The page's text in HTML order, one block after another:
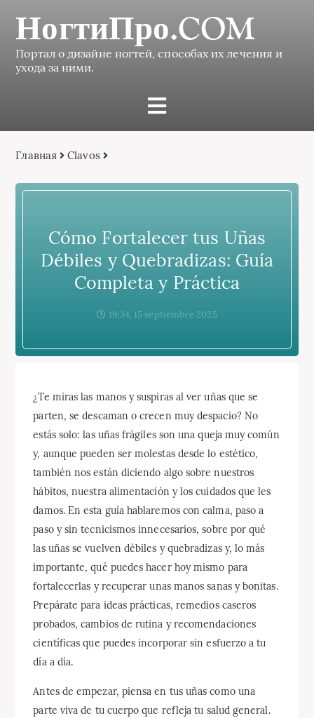
НогтиПро.COM
Портал о дизайне ногтей, способах их лечения и
ухода за ними.
Главная Сlavos
Cómo Fortalecer tus Uñas
Débiles y Quebradizas: Guía
Completa y Práctica
19:34, 15 septiembre 2025
¿Te miras las manos y suspiras al ver uñas que se
parten, se descaman o crecen muy despacio? No
estás solo: las uñas frágiles son una queja muy común
y, aunque pueden ser molestas desde lo estético,
también nos están diciendo algo sobre nuestros
hábitos, nuestra alimentación y los cuidados que les
damos. En esta guía hablaremos con calma, paso a
paso y sin tecnicismos innecesarios, sobre por qué
las uñas se vuelven débiles y quebradizas y, lo más
importante, qué puedes hacer hoy mismo para
fortalecerlas y recuperar unas manos sanas y bonitas.
Prepárate para ideas prácticas, remedios caseros
probados, cambios de rutina y recomendaciones
científicas que puedes incorporar sin esfuerzo a tu
día a día.
Antes de empezar, piensa en tus uñas como una
parte viva de tu cuerpo que refleja tu salud general.